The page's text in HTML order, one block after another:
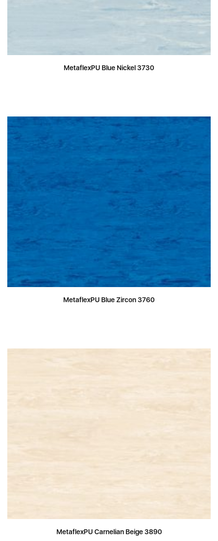
MetaflexPU Blue Nickel 3730
MetaflexPU Blue Zircon 3760
MetaflexPU Carnelian Beige 3890